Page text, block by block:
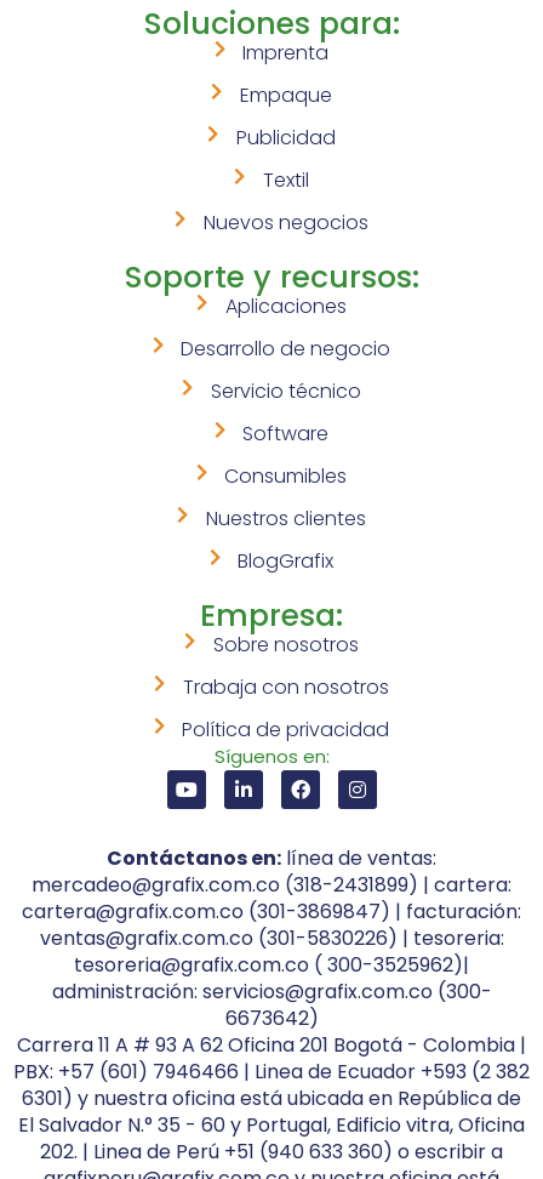
Soluciones para:
Imprenta
Empaque
Publicidad
Textil
Nuevos negocios
Soporte y recursos:
Aplicaciones
Desarrollo de negocio
Servicio técnico
Software
Consumibles
Nuestros clientes
BlogGrafix
Empresa:
Sobre nosotros
Trabaja con nosotros
Política de privacidad
Síguenos en:
Contáctanos en: línea de ventas:
mercadeo@grafix.com.co (318-2431899) | cartera:
cartera@grafix.com.co (301-3869847) | facturación:
ventas@grafix.com.co (301-5830226) | tesoreria:
tesoreria@grafix.com.co ( 300-3525962)|
administración: servicios@grafix.com.co (300-
6673642)
Carrera 11 A # 93 A 62 Oficina 201 Bogotá - Colombia |
PBX: +57 (601) 7946466 | Linea de Ecuador +593 (2 382
6301) y nuestra oficina está ubicada en República de
El Salvador N.° 35 - 60 y Portugal, Edificio vitra, Oficina
202. | Linea de Perú +51 (940 633 360) o escribir a